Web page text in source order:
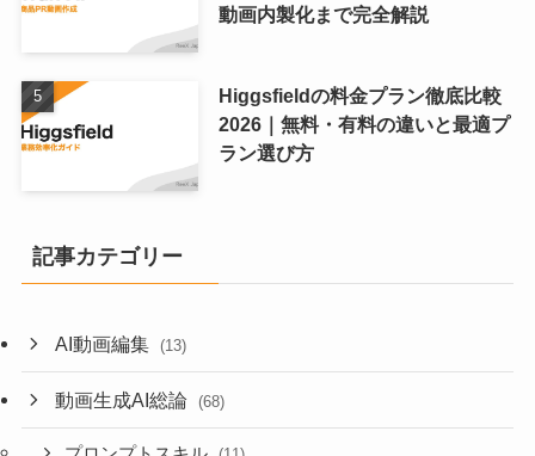
動画内製化まで完全解説
Higgsfieldの料金プラン徹底比較
2026｜無料・有料の違いと最適プ
ラン選び方
記事カテゴリー
AI動画編集 (13)
動画生成AI総論 (68)